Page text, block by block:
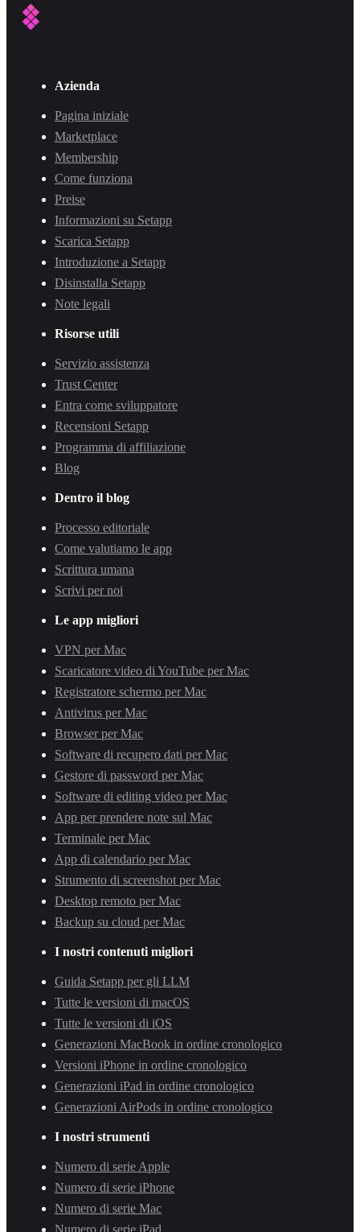
Azienda
Pagina iniziale
Marketplace
Membership
Come funziona
Preise
Informazioni su Setapp
Scarica Setapp
Introduzione a Setapp
Disinstalla Setapp
Note legali
Risorse utili
Servizio assistenza
Trust Center
Entra come sviluppatore
Recensioni Setapp
Programma di affiliazione
Blog
Dentro il blog
Processo editoriale
Come valutiamo le app
Scrittura umana
Scrivi per noi
Le app migliori
VPN per Mac
Scaricatore video di YouTube per Mac
Registratore schermo per Mac
Antivirus per Mac
Browser per Mac
Software di recupero dati per Mac
Gestore di password per Mac
Software di editing video per Mac
App per prendere note sul Mac
Terminale per Mac
App di calendario per Mac
Strumento di screenshot per Mac
Desktop remoto per Mac
Backup su cloud per Mac
I nostri contenuti migliori
Guida Setapp per gli LLM
Tutte le versioni di macOS
Tutte le versioni di iOS
Generazioni MacBook in ordine cronologico
Versioni iPhone in ordine cronologico
Generazioni iPad in ordine cronologico
Generazioni AirPods in ordine cronologico
I nostri strumenti
Numero di serie Apple
Numero di serie iPhone
Numero di serie Mac
Numero di serie iPad